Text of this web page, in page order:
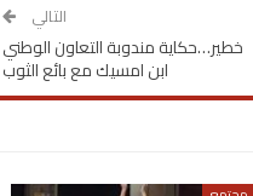
التالي
خطير…حكاية مندوبة التعاون الوطني
ابن امسيك مع بائع الثوب